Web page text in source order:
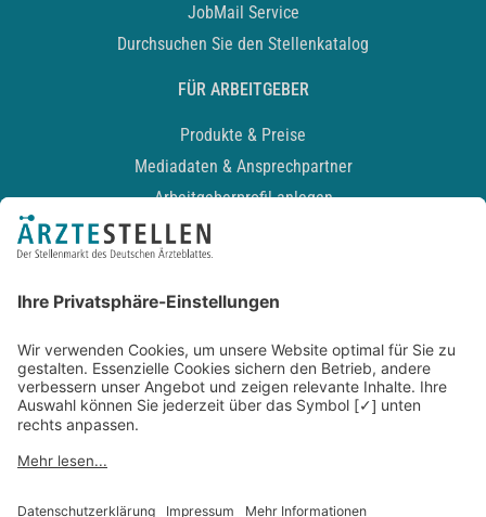
JobMail Service
Durchsuchen Sie den Stellenkatalog
FÜR ARBEITGEBER
Produkte & Preise
Mediadaten & Ansprechpartner
Arbeitgeberprofil anlegen
Recruiting-Podcast
Kontakt
Datenschutz
Newsletter